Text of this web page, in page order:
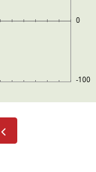
0
-100